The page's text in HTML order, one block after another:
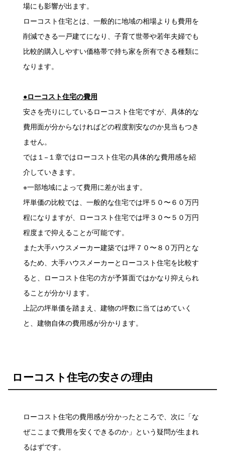
場にも影響が出ます。
ローコスト住宅とは、一般的に地域の相場よりも費用を
削減できる一戸建てになり、子育て世帯や若年夫婦でも
比較的購入しやすい価格帯で持ち家を所有できる種類に
なります。
●ローコスト住宅の費用
安さを売りにしているローコスト住宅ですが、具体的な
費用面が分からなければどの程度割安なのか見当もつき
ません。
では１−１章ではローコスト住宅の具体的な費用感を紹
介していきます。
※一部地域によって費用に差が出ます。
坪単価の比較では、一般的な住宅では坪５０〜６０万円
程になりますが、ローコスト住宅では坪３０〜５０万円
程度まで抑えることが可能です。
また大手ハウスメーカー建築では坪７０〜８０万円とな
るため、大手ハウスメーカーとローコスト住宅を比較す
ると、ローコスト住宅の方が予算面ではかなり抑えられ
ることが分かります。
上記の坪単価を踏まえ、建物の坪数に当てはめていく
と、建物自体の費用感が分かります。
ローコスト住宅の安さの理由
ローコスト住宅の費用感が分かったところで、次に「な
ぜここまで費用を安くできるのか」という疑問が生まれ
るはずです。